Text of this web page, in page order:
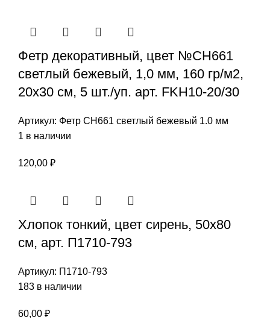
Фетр декоративный, цвет №СН661
светлый бежевый, 1,0 мм, 160 гр/м2,
20х30 см, 5 шт./уп. арт. FKH10-20/30
Артикул: Фетр СН661 светлый бежевый 1.0 мм
1 в наличии
120,00 ₽
Хлопок тонкий, цвет сирень, 50х80
см, арт. П1710-793
Артикул: П1710-793
183 в наличии
60,00 ₽